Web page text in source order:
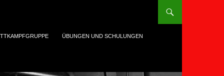
ÜBUNGEN UND SCHULUNGEN